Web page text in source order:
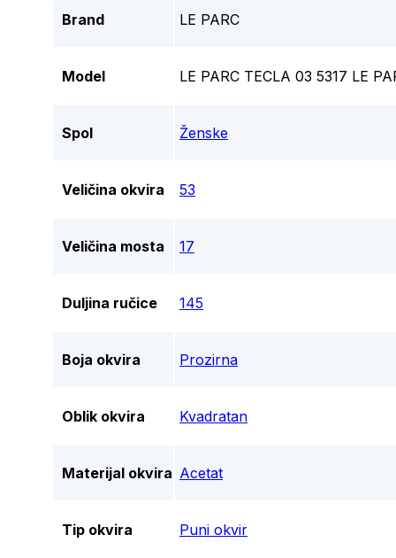
Brand LE PARC
Model LE PARC TECLA 03 5317 LE
Spol Ženske
Veličina okvira 53
Veličina mosta 17
Duljina ručice 145
Boja okvira Prozirna
Oblik okvira Kvadratan
Materijal okvira Acetat
Tip okvira Puni okvir